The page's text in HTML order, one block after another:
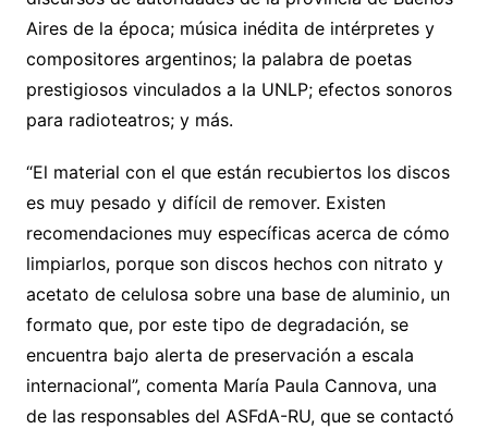
Aires de la época; música inédita de intérpretes y
compositores argentinos; la palabra de poetas
prestigiosos vinculados a la UNLP; efectos sonoros
para radioteatros; y más.
“El material con el que están recubiertos los discos
es muy pesado y difícil de remover. Existen
recomendaciones muy específicas acerca de cómo
limpiarlos, porque son discos hechos con nitrato y
acetato de celulosa sobre una base de aluminio, un
formato que, por este tipo de degradación, se
encuentra bajo alerta de preservación a escala
internacional”, comenta María Paula Cannova, una
de las responsables del ASFdA-RU, que se contactó